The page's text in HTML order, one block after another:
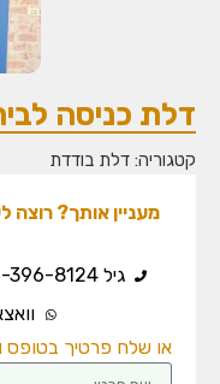
כניסה לבית
דלת בודדת
מעניין אותך? רוצה
גיל 052-396-8124
וואצאפ 052-396-8124
או שלח פרטיך בטופס ואנו